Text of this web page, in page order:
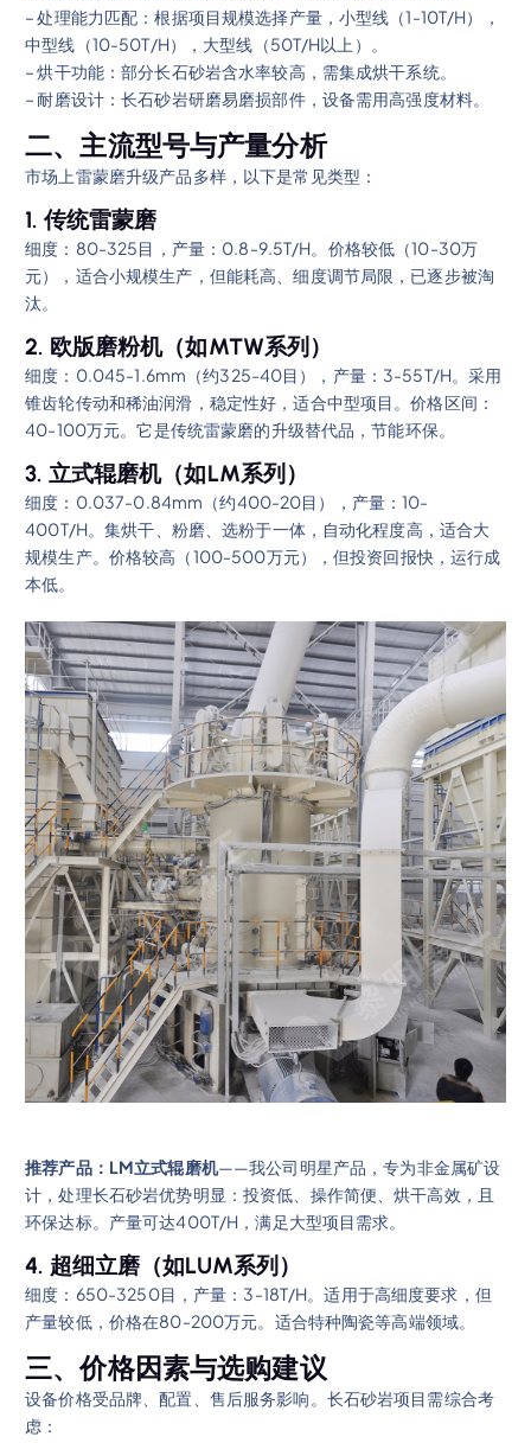
– 处理能力匹配：根据项目规模选择产量，小型线（1-10T/H），
中型线（10-50T/H），大型线（50T/H以上）。
– 烘干功能：部分长石砂岩含水率较高，需集成烘干系统。
– 耐磨设计：长石砂岩研磨易磨损部件，设备需用高强度材料。
二、主流型号与产量分析
市场上雷蒙磨升级产品多样，以下是常见类型：
1. 传统雷蒙磨
细度：80-325目，产量：0.8-9.5T/H。价格较低（10-30万
元），适合小规模生产，但能耗高、细度调节局限，已逐步被淘
汰。
2. 欧版磨粉机（如MTW系列）
细度：0.045-1.6mm（约325-40目），产量：3-55T/H。采用
锥齿轮传动和稀油润滑，稳定性好，适合中型项目。价格区间：
40-100万元。它是传统雷蒙磨的升级替代品，节能环保。
3. 立式辊磨机（如LM系列）
细度：0.037-0.84mm（约400-20目），产量：10-
400T/H。集烘干、粉磨、选粉于一体，自动化程度高，适合大
规模生产。价格较高（100-500万元），但投资回报快，运行成
本低。
推荐产品：LM立式辊磨机——我公司明星产品，专为非金属矿设
计，处理长石砂岩优势明显：投资低、操作简便、烘干高效，且
环保达标。产量可达400T/H，满足大型项目需求。
4. 超细立磨（如LUM系列）
细度：650-3250目，产量：3-18T/H。适用于高细度要求，但
产量较低，价格在80-200万元。适合特种陶瓷等高端领域。
三、价格因素与选购建议
设备价格受品牌、配置、售后服务影响。长石砂岩项目需综合考
虑：